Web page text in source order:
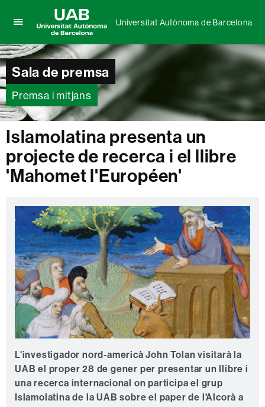
per
desplegar
el
menú
de
Universitat
Autònoma
de
Barcelona
Universitat
Autònoma
de
Universitat Autònoma de Barcelona
Sala de premsa
Premsa i mitjans
Islamolatina presenta un
projecte de recerca i el llibre
'Mahomet l'Européen'
L'investigador nord-americà John Tolan visitarà la
UAB el proper 28 de gener per presentar un llibre i
una recerca internacional on participa el grup
Islamolatina de la UAB sobre el paper de l'Alcorà a